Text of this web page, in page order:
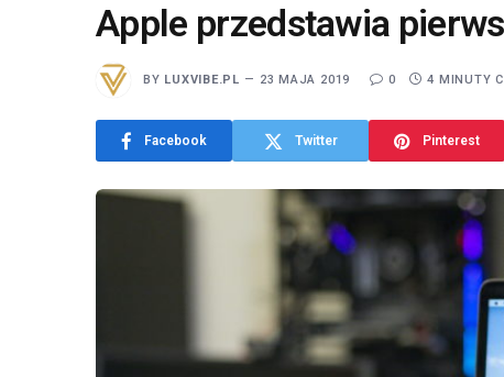
Apple przedstawia
BY LUXVIBE.PL 23 MAJA 2019 0 4 MINUTY
Facebook Twitter Pinterest